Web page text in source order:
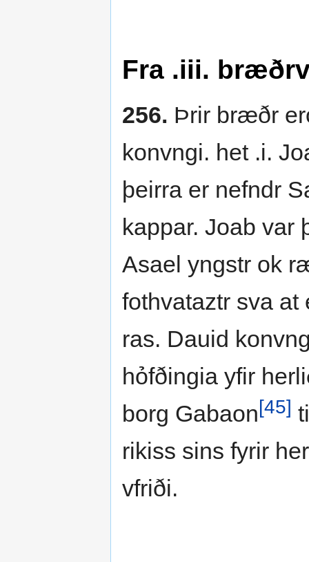
Fra .iii.
256. Þrir bræðr
konvngi. het .i.
þeirra er nefndr
kappar. Joab var
Asael yngstr ok
fothvataztr sva at
ras. Dauid
hỏfðingia yfir
borg Gabaon[45]
rikiss sins fyrir
vfriði.